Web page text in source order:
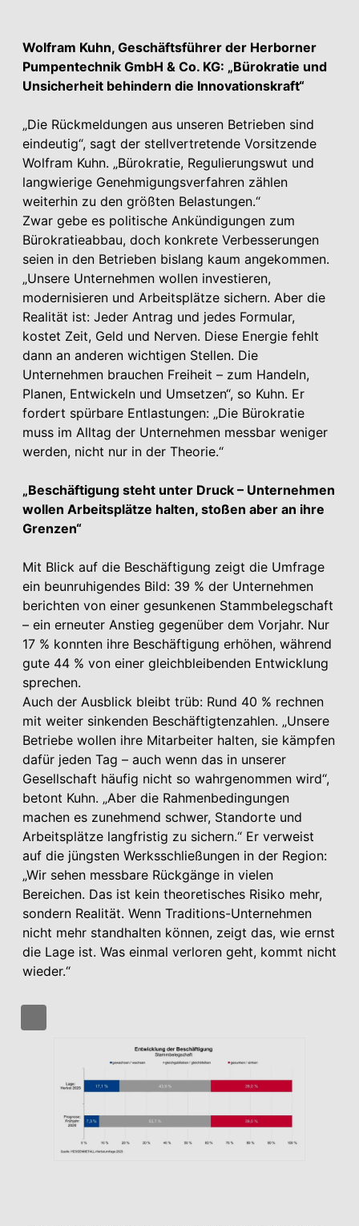
Wolfram Kuhn, Geschäftsführer der Herborner
Pumpentechnik GmbH & Co. KG: „Bürokratie und
Unsicherheit behindern die Innovationskraft“
„Die Rückmeldungen aus unseren Betrieben sind
eindeutig“, sagt der stellvertretende Vorsitzende
Wolfram Kuhn. „Bürokratie, Regulierungswut und
langwierige Genehmigungsverfahren zählen
weiterhin zu den größten Belastungen.“
Zwar gebe es politische Ankündigungen zum
Bürokratieabbau, doch konkrete Verbesserungen
seien in den Betrieben bislang kaum angekommen.
„Unsere Unternehmen wollen investieren,
modernisieren und Arbeitsplätze sichern. Aber die
Realität ist: Jeder Antrag und jedes Formular,
kostet Zeit, Geld und Nerven. Diese Energie fehlt
dann an anderen wichtigen Stellen. Die
Unternehmen brauchen Freiheit – zum Handeln,
Planen, Entwickeln und Umsetzen“, so Kuhn. Er
fordert spürbare Entlastungen: „Die Bürokratie
muss im Alltag der Unternehmen messbar weniger
werden, nicht nur in der Theorie.“
„Beschäftigung steht unter Druck – Unternehmen
wollen Arbeitsplätze halten, stoßen aber an ihre
Grenzen“
Mit Blick auf die Beschäftigung zeigt die Umfrage
ein beunruhigendes Bild: 39 % der Unternehmen
berichten von einer gesunkenen Stammbelegschaft
– ein erneuter Anstieg gegenüber dem Vorjahr. Nur
17 % konnten ihre Beschäftigung erhöhen, während
gute 44 % von einer gleichbleibenden Entwicklung
sprechen.
Auch der Ausblick bleibt trüb: Rund 40 % rechnen
mit weiter sinkenden Beschäftigtenzahlen. „Unsere
Betriebe wollen ihre Mitarbeiter halten, sie kämpfen
dafür jeden Tag – auch wenn das in unserer
Gesellschaft häufig nicht so wahrgenommen wird“,
betont Kuhn. „Aber die Rahmenbedingungen
machen es zunehmend schwer, Standorte und
Arbeitsplätze langfristig zu sichern.“ Er verweist
auf die jüngsten Werksschließungen in der Region:
„Wir sehen messbare Rückgänge in vielen
Bereichen. Das ist kein theoretisches Risiko mehr,
sondern Realität. Wenn Traditions-Unternehmen
nicht mehr standhalten können, zeigt das, wie ernst
die Lage ist. Was einmal verloren geht, kommt nicht
wieder.“